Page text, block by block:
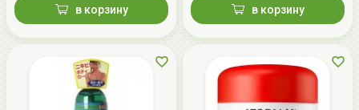
в корзину в корзину